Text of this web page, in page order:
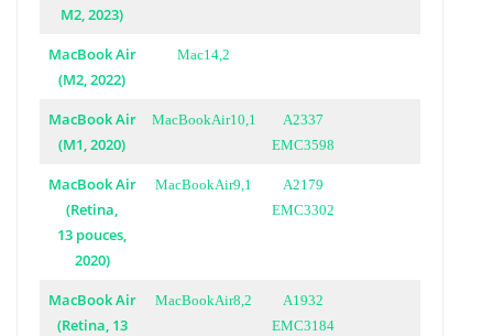
M2, 2023)
MacBook Air
(M2, 2022)
Mac14,2
MacBook Air
(M1, 2020)
MacBookAir10,1
A2337
EMC3598
MacBook Air
(Retina,
13 pouces,
2020)
MacBookAir9,1
A2179
EMC3302
MacBook Air
(Retina, 13
MacBookAir8,2
A1932
EMC3184